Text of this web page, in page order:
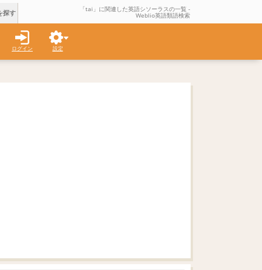
探す 「tai」に関連した英語シソーラスの一覧 -
Weblio英語類語検索
ログイン 設定